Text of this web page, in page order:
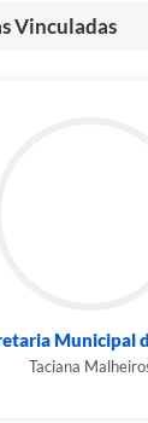
Vinculadas
Municipal
Taciana